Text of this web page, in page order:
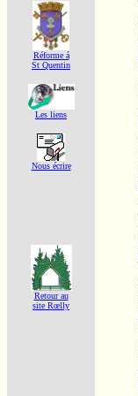
Réforme á
St Quentin
Les liens
Nous écrire
Retour au
site Rœlly